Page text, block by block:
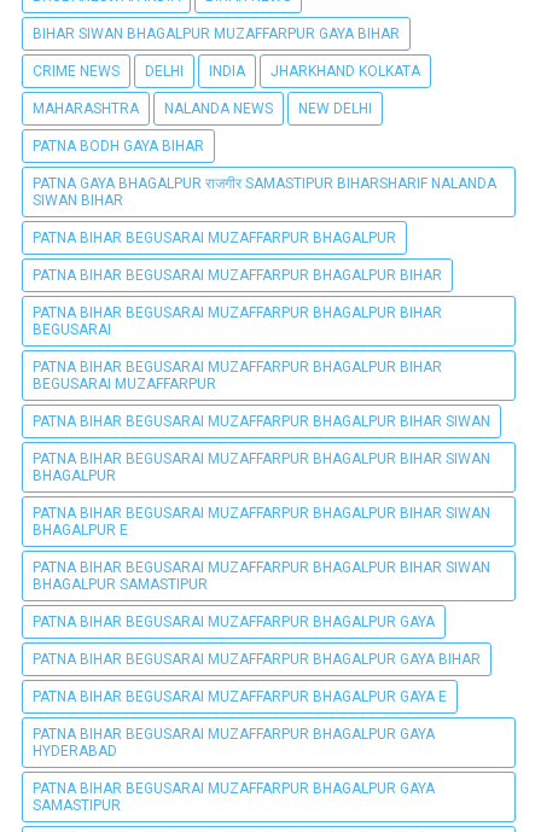
BIHAR SIWAN BHAGALPUR MUZAFFARPUR GAYA BIHAR
CRIME NEWS DELHI INDIA JHARKHAND KOLKATA
MAHARASHTRA NALANDA NEWS NEW DELHI
PATNA BODH GAYA BIHAR
PATNA GAYA BHAGALPUR राजगीर SAMASTIPUR BIHARSHARIF NALANDA
SIWAN BIHAR
PATNA BIHAR BEGUSARAI MUZAFFARPUR BHAGALPUR
PATNA BIHAR BEGUSARAI MUZAFFARPUR BHAGALPUR BIHAR
PATNA BIHAR BEGUSARAI MUZAFFARPUR BHAGALPUR BIHAR
BEGUSARAI
PATNA BIHAR BEGUSARAI MUZAFFARPUR BHAGALPUR BIHAR
BEGUSARAI MUZAFFARPUR
PATNA BIHAR BEGUSARAI MUZAFFARPUR BHAGALPUR BIHAR SIWAN
PATNA BIHAR BEGUSARAI MUZAFFARPUR BHAGALPUR BIHAR SIWAN
BHAGALPUR
PATNA BIHAR BEGUSARAI MUZAFFARPUR BHAGALPUR BIHAR SIWAN
BHAGALPUR E
PATNA BIHAR BEGUSARAI MUZAFFARPUR BHAGALPUR BIHAR SIWAN
BHAGALPUR SAMASTIPUR
PATNA BIHAR BEGUSARAI MUZAFFARPUR BHAGALPUR GAYA
PATNA BIHAR BEGUSARAI MUZAFFARPUR BHAGALPUR GAYA BIHAR
PATNA BIHAR BEGUSARAI MUZAFFARPUR BHAGALPUR GAYA E
PATNA BIHAR BEGUSARAI MUZAFFARPUR BHAGALPUR GAYA
HYDERABAD
PATNA BIHAR BEGUSARAI MUZAFFARPUR BHAGALPUR GAYA
SAMASTIPUR